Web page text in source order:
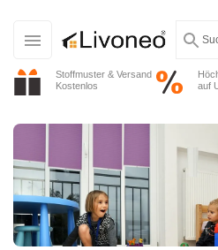
Stoffmuster & Versand
Kostenlos
auf